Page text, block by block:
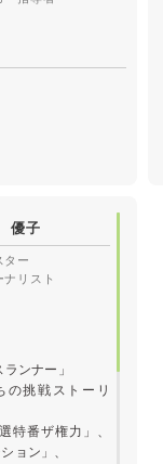
優子
ター
ナリスト
ンナー」
の挑戦ストーリ
特番ザ権力」、
ョン」、